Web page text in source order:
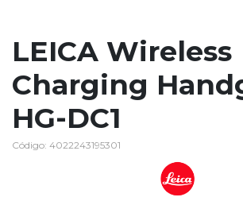
LEICA Wireless
Charging
HG-DC1
Código: 4022243195301